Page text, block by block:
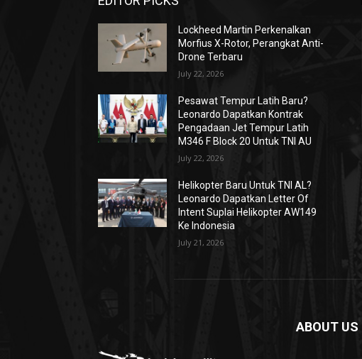
Lockheed Martin Perkenalkan
Morfius X-Rotor, Perangkat Anti-
Drone Terbaru
July 22, 2026
Pesawat Tempur Latih Baru?
Leonardo Dapatkan Kontrak
Pengadaan Jet Tempur Latih
M346 F Block 20 Untuk TNI AU
July 22, 2026
Helikopter Baru Untuk TNI AL?
Leonardo Dapatkan Letter Of
Intent Suplai Helikopter AW149
Ke Indonesia
July 21, 2026
ABOUT US